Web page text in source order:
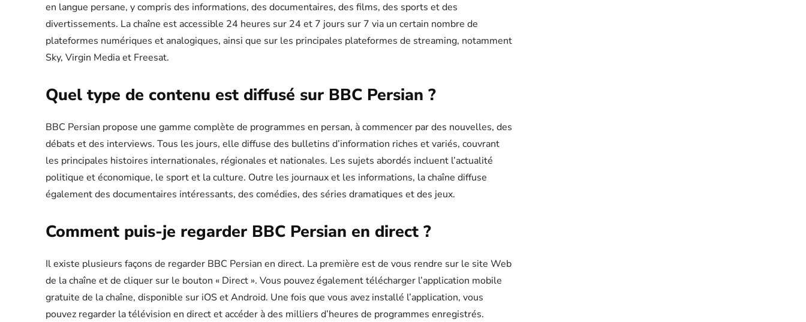
en langue persane, y compris des informations, des documentaires, des films, des sports et des
divertissements. La chaîne est accessible 24 heures sur 24 et 7 jours sur 7 via un certain nombre de
plateformes numériques et analogiques, ainsi que sur les principales plateformes de streaming, notamment
Sky, Virgin Media et Freesat.
Quel type de contenu est diffusé sur BBC Persian ?
BBC Persian propose une gamme complète de programmes en persan, à commencer par des nouvelles, des
débats et des interviews. Tous les jours, elle diffuse des bulletins d’information riches et variés, couvrant
les principales histoires internationales, régionales et nationales. Les sujets abordés incluent l’actualité
politique et économique, le sport et la culture. Outre les journaux et les informations, la chaîne diffuse
également des documentaires intéressants, des comédies, des séries dramatiques et des jeux.
Comment puis-je regarder BBC Persian en direct ?
Il existe plusieurs façons de regarder BBC Persian en direct. La première est de vous rendre sur le site Web
de la chaîne et de cliquer sur le bouton « Direct ». Vous pouvez également télécharger l’application mobile
gratuite de la chaîne, disponible sur iOS et Android. Une fois que vous avez installé l’application, vous
pouvez regarder la télévision en direct et accéder à des milliers d’heures de programmes enregistrés.